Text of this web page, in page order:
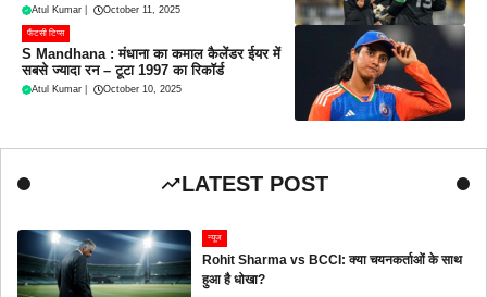
Atul Kumar October 11, 2025
फैंटसी टिप्स
S Mandhana : मंधाना का कमाल कैलेंडर ईयर में
सबसे ज्यादा रन – टूटा 1997 का रिकॉर्ड
Atul Kumar October 10, 2025
LATEST POST
न्यूज
Rohit Sharma vs BCCI: क्या चयनकर्ताओं के साथ
हुआ है धोखा?